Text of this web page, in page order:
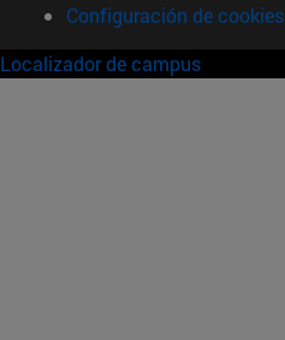
Configuración de cookies
Localizador de campus